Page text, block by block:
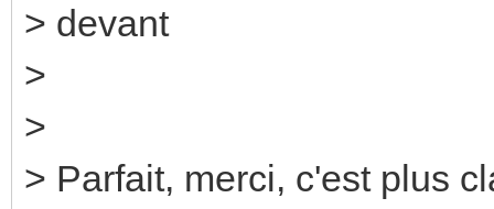
> devant
>
>
> Parfait, merci, c'est plus